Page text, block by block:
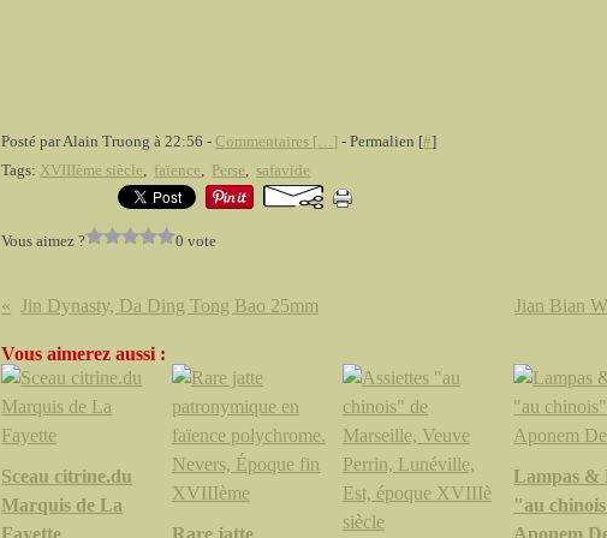
Posté par Alain Truong à 22:56 - Commentaires [… ] - Permalien [#]
Tags: XVIIIème siècle, faïence, Perse, safavide
Vous aimez ? 0 vote
Jin Dynasty, Da Ding Tong Bao 25mm Jian Bian
Vous aimerez aussi :
Sceau citrine.du
Marquis de La
Fayette
Rare jatte
Lampas &
"au
Aponem